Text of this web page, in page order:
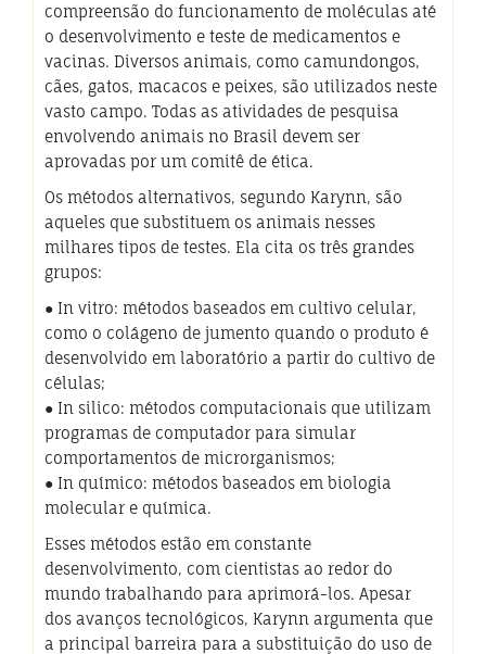
compreensão do funcionamento de moléculas até
o desenvolvimento e teste de medicamentos e
vacinas. Diversos animais, como camundongos,
cães, gatos, macacos e peixes, são utilizados neste
vasto campo. Todas as atividades de pesquisa
envolvendo animais no Brasil devem ser
aprovadas por um comitê de ética.
Os métodos alternativos, segundo Karynn, são
aqueles que substituem os animais nesses
milhares tipos de testes. Ela cita os três grandes
grupos:
● In vitro: métodos baseados em cultivo celular,
como o colágeno de jumento quando o produto é
desenvolvido em laboratório a partir do cultivo de
células;
● In silico: métodos computacionais que utilizam
programas de computador para simular
comportamentos de microrganismos;
● In químico: métodos baseados em biologia
molecular e química.
Esses métodos estão em constante
desenvolvimento, com cientistas ao redor do
mundo trabalhando para aprimorá-los. Apesar
dos avanços tecnológicos, Karynn argumenta que
a principal barreira para a substituição do uso de